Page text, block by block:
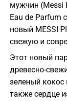
мужчин (Messi
Eau de Parfum
новый MESSI
свежую и
Этот новый
древесно-
зеленый кокос
также сердце